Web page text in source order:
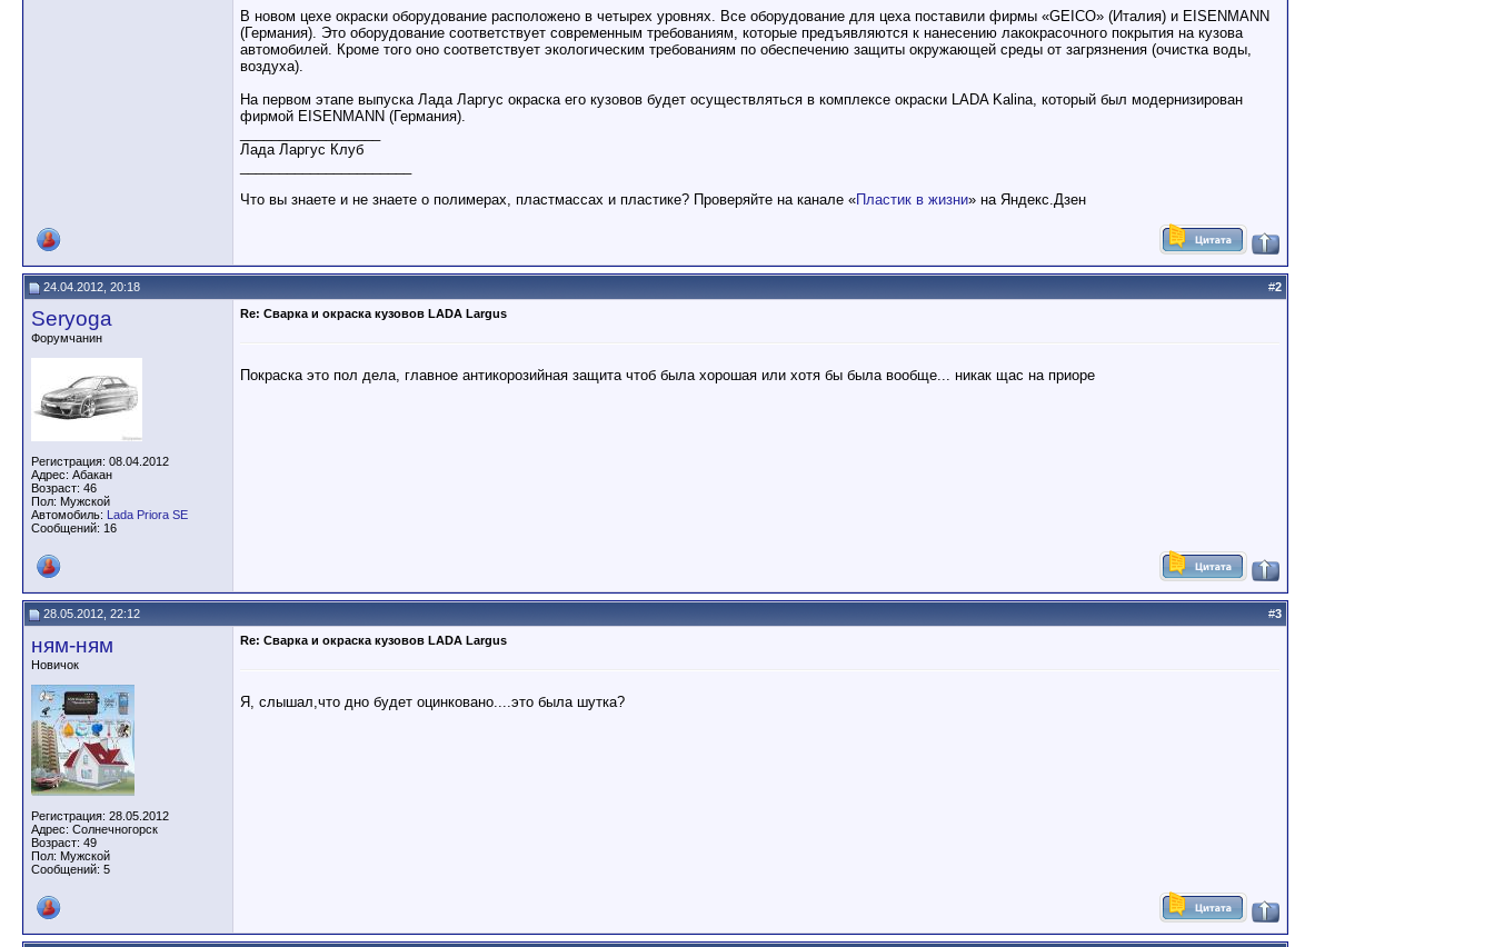
В новом цехе окраски оборудование расположено в четырех уровнях. Все оборудование для цеха поставили фирмы «GEICO» (Италия) и EISENMANN
(Германия). Это оборудование соответствует современным требованиям, которые предъявляются к нанесению лакокрасочного покрытия на кузова
автомобилей. Кроме того оно соответствует экологическим требованиям по обеспечению защиты окружающей среды от загрязнения (очистка воды,
воздуха).
На первом этапе выпуска Лада Ларгус окраска его кузовов будет осуществляться в комплексе окраски LADA Kalina, который был модернизирован
фирмой EISENMANN (Германия).
Лада Ларгус Клуб
Что вы знаете и не знаете о полимерах, пластмассах и пластике? Проверяйте на канале «Пластик в жизни» на Яндекс.Дзен
24.04.2012, 20:18 #2
Seryoga
Форумчанин
Регистрация: 08.04.2012
Адрес: Абакан
Возраст: 46
Пол: Мужской
Автомобиль: Lada Priora SE
Сообщений: 16
Re: Сварка и окраска кузовов LADA Largus
Покраска это пол дела, главное антикорозийная защита чтоб была хорошая или хотя бы была вообще... никак щас на приоре
28.05.2012, 22:12 #3
ням-ням
Новичок
Регистрация: 28.05.2012
Адрес: Солнечногорск
Возраст: 49
Пол: Мужской
Сообщений: 5
Re: Сварка и окраска кузовов LADA Largus
Я, слышал,что дно будет оцинковано....это была шутка?